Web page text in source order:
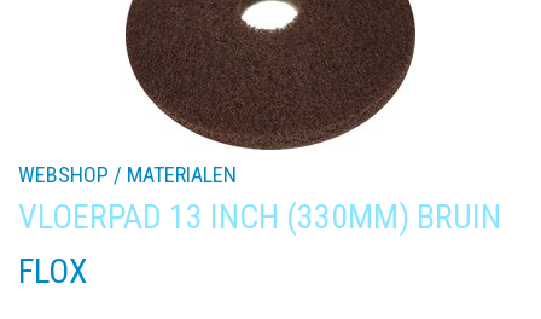
WEBSHOP / MATERIALEN
VLOERPAD 13 INCH (330MM) BRUIN
FLOX